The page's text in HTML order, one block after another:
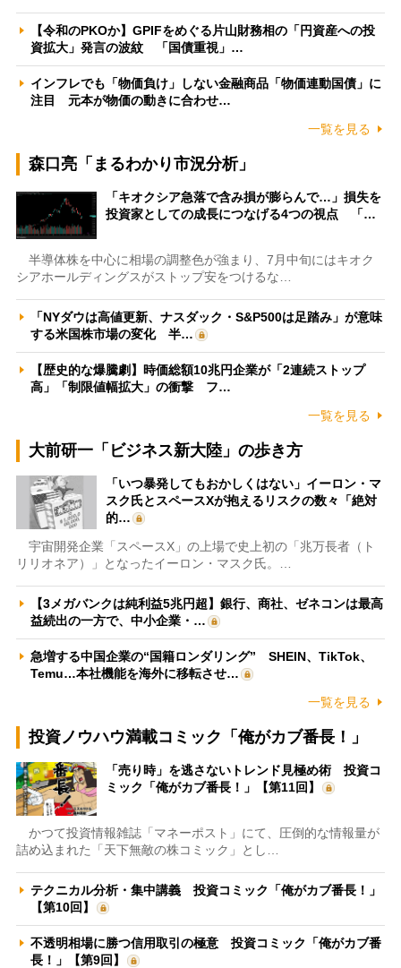
【令和のPKOか】GPIFをめぐる片山財務相の「円資産への投
資拡大」発言の波紋 「国債重視」…
インフレでも「物価負け」しない金融商品「物価連動国債」に
注目 元本が物価の動きに合わせ…
一覧を見る
森口亮「まるわかり市況分析」
「キオクシア急落で含み損が膨らんで…」損失を
投資家としての成長につなげる4つの視点 「…
半導体株を中心に相場の調整色が強まり、7月中旬にはキオク
シアホールディングスがストップ安をつけるな…
「NYダウは高値更新、ナスダック・S&P500は足踏み」が意味
する米国株市場の変化 半…
【歴史的な爆騰劇】時価総額10兆円企業が「2連続ストップ
高」「制限値幅拡大」の衝撃 フ…
一覧を見る
大前研一「ビジネス新大陸」の歩き方
「いつ暴発してもおかしくはない」イーロン・マ
スク氏とスペースXが抱えるリスクの数々「絶対
的…
宇宙開発企業「スペースX」の上場で史上初の「兆万長者（ト
リリオネア）」となったイーロン・マスク氏。…
【3メガバンクは純利益5兆円超】銀行、商社、ゼネコンは最高
益続出の一方で、中小企業・…
急増する中国企業の“国籍ロンダリング” SHEIN、TikTok、
Temu…本社機能を海外に移転させ…
一覧を見る
投資ノウハウ満載コミック「俺がカブ番長！」
「売り時」を逃さないトレンド見極め術 投資コ
ミック「俺がカブ番長！」【第11回】
かつて投資情報雑誌「マネーポスト」にて、圧倒的な情報量が
詰め込まれた「天下無敵の株コミック」とし…
テクニカル分析・集中講義 投資コミック「俺がカブ番長！」
【第10回】
不透明相場に勝つ信用取引の極意 投資コミック「俺がカブ番
長！」【第9回】